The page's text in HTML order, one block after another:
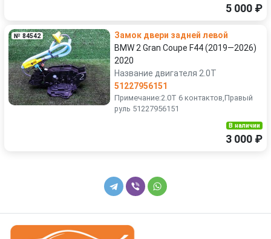
5 000 ₽
№ 84542
Замок двери задней левой
BMW 2 Gran Coupe F44 (2019—2026)
2020
Название двигателя 2.0T
51227956151
Примечание:2.0T 6 контактов,Правый
руль 51227956151
В наличии
3 000 ₽